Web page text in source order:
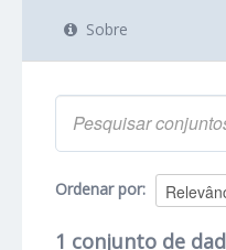
Sobre
Ordenar por
1 conjunto de